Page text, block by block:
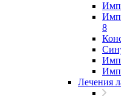
8
Лечения